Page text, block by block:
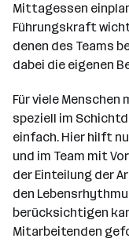
Mittagessen
Führungskraft
denen des Teams
dabei die eigenen
Für viele
speziell im
einfach. Hier hilft
und im Team mit
der Einteilung der
den
berücksichtigen
Mitarbeitenden